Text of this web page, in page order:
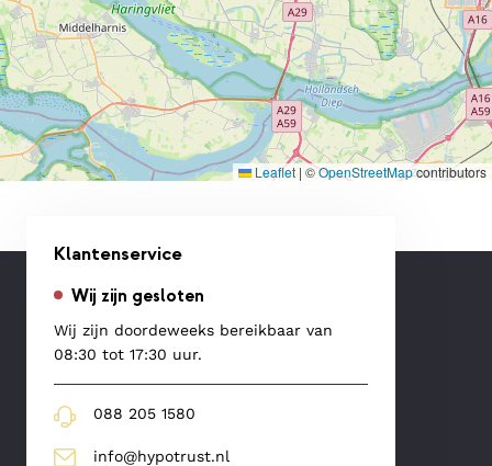
Leaflet | ©OpenStreetMapcontributors
Klantenservice
Wij zijn gesloten
Wij zijn doordeweeks bereikbaar van
08:30 tot 17:30 uur.
088 205 1580
info@hypotrust.nl